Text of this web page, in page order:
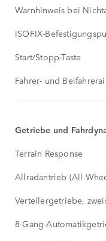
Warnhinweis bei
ISOFIX-
Start/Stopp-Taste
Fahrer- und
Getriebe und
Terrain Response
Allradantrieb (All
Verteilergetriebe,
8-Gang-